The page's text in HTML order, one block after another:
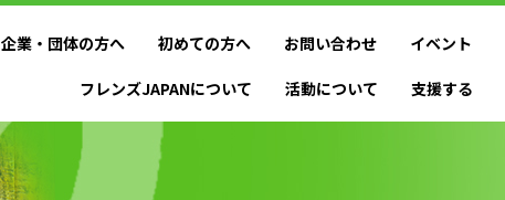
フレンズJAPANについて 活動について 支援する
企業・団体の方へ 初めての方へ お問い合わせ イベント